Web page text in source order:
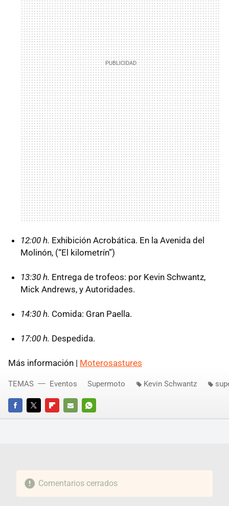
12:00 h. Exhibición Acrobática. En la Avenida del
Molinón, (“El kilometrín”)
13:30 h. Entrega de trofeos: por Kevin Schwantz,
Mick Andrews, y Autoridades.
14:30 h. Comida: Gran Paella.
17:00 h. Despedida.
Más información | Moterosastures
FACEBOOKTWITTERFLIPBOARD
E-
WHATSAPP
TEMAS Eventos Supermoto Kevin Schwantz
Comentarios cerrados